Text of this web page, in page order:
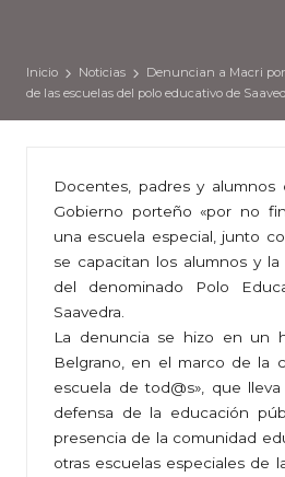
Inicio Noticias
Denuncian a Macri
de las escuelas del polo educativo de
Docentes, padres y alumnos
Gobierno porteño «por no
una escuela especial, junto
se capacitan los alumnos y
del denominado Polo
Saavedra.
La denuncia se hizo en un
Belgrano, en el marco de la
escuela de tod@s», que
defensa de la educación
presencia de la comunidad
otras escuelas especiales de